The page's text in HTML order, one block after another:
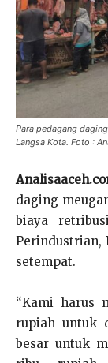
Para pedagang
Langsa Kota. Foto :
daging
biaya
Perindustrian,
setempat.
“Kami harus
rupiah untuk
besar untuk